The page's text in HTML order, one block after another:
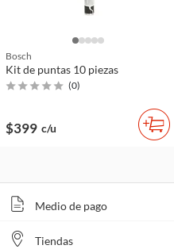
Bosch
Kit de puntas 10 piezas
(0)
$399 c/u
Medio de pago
Tiendas